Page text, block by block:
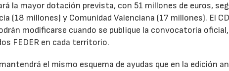
la mayor dotación prevista, con 51 millones de euros,
(18 millones) y Comunidad Valenciana (17 millones). El
modificarse cuando se publique la convocatoria
FEDER en cada territorio.
el mismo esquema de ayudas que en la edición